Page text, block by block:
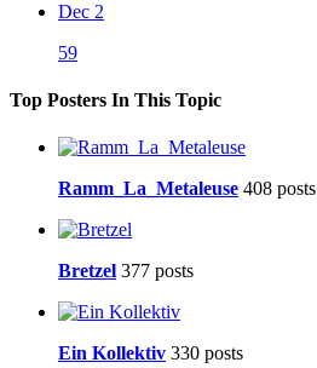
Dec 2
59
Top Posters In This Topic
Ramm_La_Metaleuse 408 posts
Bretzel 377 posts
Ein Kollektiv 330 posts